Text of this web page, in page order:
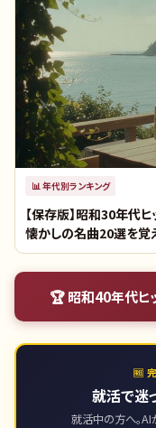
📊年代別ランキング
【保存版】昭和30年代
懐かしの名曲20選を覚
🏆昭和40年代ヒ
🆓
就活で迷
就活中の方へ。AI